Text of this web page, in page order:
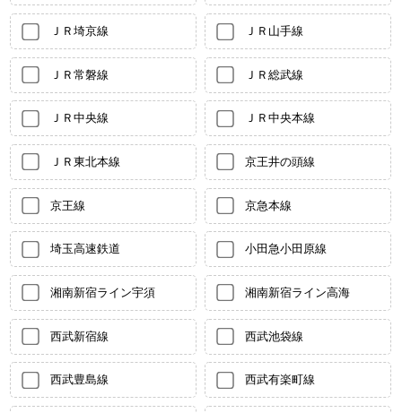
ＪＲ埼京線 ＪＲ山手線
ＪＲ常磐線 ＪＲ総武線
ＪＲ中央線 ＪＲ中央本線
ＪＲ東北本線 京王井の頭線
京王線 京急本線
埼玉高速鉄道 小田急小田原線
湘南新宿ライン宇須 湘南新宿ライン高海
西武新宿線 西武池袋線
西武豊島線 西武有楽町線